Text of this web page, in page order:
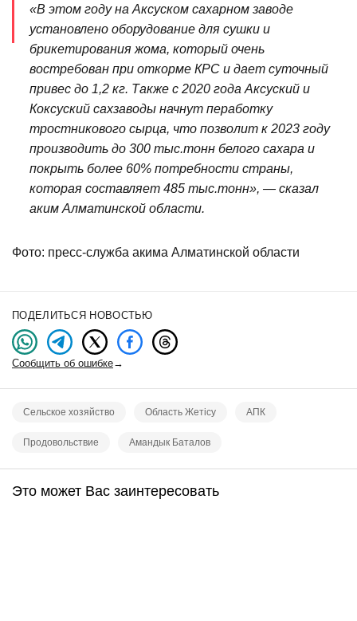
«В этом году на Аксуском сахарном заводе
установлено оборудование для сушки и
брикетирования жома, который очень
востребован при откорме КРС и дает суточный
привес до 1,2 кг. Также с 2020 года Аксуский и
Коксуский сахзаводы начнут пеработку
тростникового сырца, что позволит к 2023 году
производить до 300 тыс.тонн белого сахара и
покрыть более 60% потребности страны,
которая составляет 485 тыс.тонн», — сказал
аким Алматинской области.
Фото: пресс-служба акима Алматинской области
ПОДЕЛИТЬСЯ НОВОСТЬЮ
Сообщить об ошибке→
Сельское хозяйство Область Жетісу АПК
Продовольствие Амандык Баталов
Это может Вас заинтересовать